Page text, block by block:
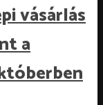
vásárlás
a